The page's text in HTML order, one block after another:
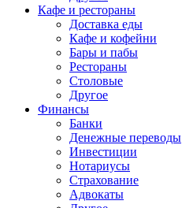
Кафе и рестораны
Доставка еды
Кафе и кофейни
Бары и пабы
Рестораны
Столовые
Другое
Финансы
Банки
Денежные переводы
Инвестиции
Нотариусы
Страхование
Адвокаты